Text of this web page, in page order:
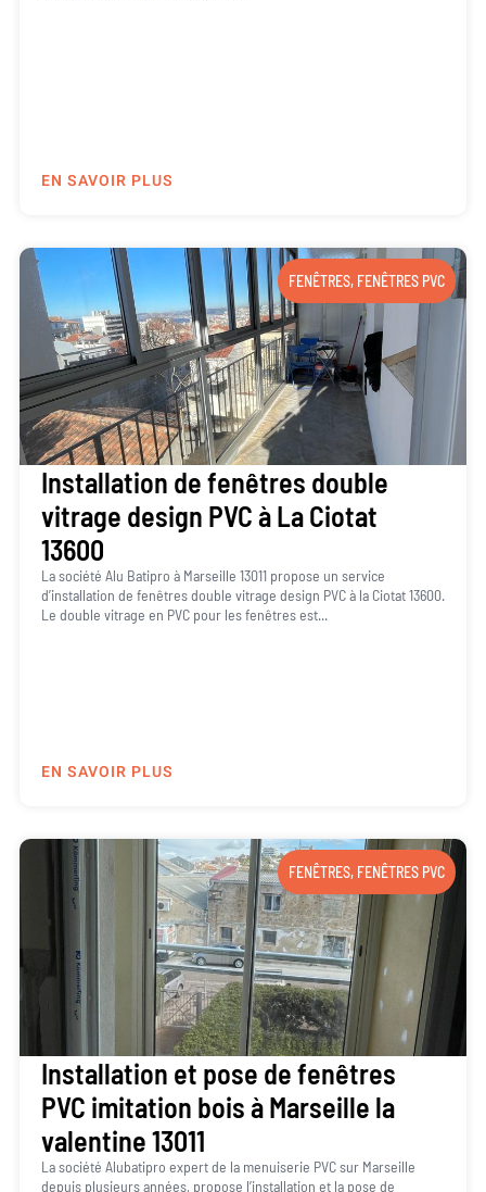
EN SAVOIR PLUS
FENÊTRES, FENÊTRES PVC
Installation de fenêtres double
vitrage design PVC à La Ciotat
13600
La société Alu Batipro à Marseille 13011 propose un service
d’installation de fenêtres double vitrage design PVC à la Ciotat 13600.
Le double vitrage en PVC pour les fenêtres est...
EN SAVOIR PLUS
FENÊTRES, FENÊTRES PVC
Installation et pose de fenêtres
PVC imitation bois à Marseille la
valentine 13011
La société Alubatipro expert de la menuiserie PVC sur Marseille
depuis plusieurs années, propose l’installation et la pose de